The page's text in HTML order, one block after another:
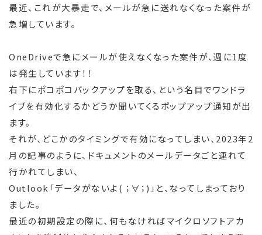
最近、これが大暴走で、メールが急に送れなくなった案件が
急増しています。
OneDriveで急にメールが使えなくなった案件が、週に1度
は発生しています！！
右下にポコポコバックアップを取る、という名目でワンドラ
イブを有効化するかどうか聞いてくるポップアップ通知が出
ます。
それが、どこかのタイミングで有効になってしまい、2023年2
月の記事のように、ドキュメントのメールデータごと連れて
行かれてしまい、
Outlook「データがないよ( ；∀；)」と、なってしまっており
ました。
最近の初期設定の際に、何もなければマイクロソフトアカ